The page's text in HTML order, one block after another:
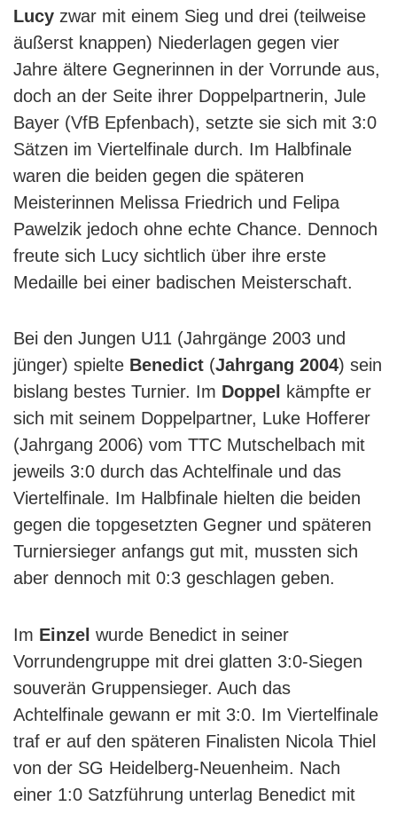
Lucy zwar mit einem Sieg und drei (teilweise
äußerst knappen) Niederlagen gegen vier
Jahre ältere Gegnerinnen in der Vorrunde aus,
doch an der Seite ihrer Doppelpartnerin, Jule
Bayer (VfB Epfenbach), setzte sie sich mit 3:0
Sätzen im Viertelfinale durch. Im Halbfinale
waren die beiden gegen die späteren
Meisterinnen Melissa Friedrich und Felipa
Pawelzik jedoch ohne echte Chance. Dennoch
freute sich Lucy sichtlich über ihre erste
Medaille bei einer badischen Meisterschaft.
Bei den Jungen U11 (Jahrgänge 2003 und
jünger) spielte Benedict (Jahrgang 2004) sein
bislang bestes Turnier. Im Doppel
kämpfte er
sich mit seinem Doppelpartner, Luke Hofferer
(Jahrgang 2006) vom TTC Mutschelbach mit
jeweils 3:0 durch das Achtelfinale und das
Viertelfinale. Im Halbfinale hielten die beiden
gegen die topgesetzten Gegner und späteren
Turniersieger anfangs gut mit, mussten sich
aber dennoch mit 0:3 geschlagen geben.
Im Einzel wurde Benedict in seiner
Vorrundengruppe mit drei glatten 3:0-Siegen
souverän Gruppensieger. Auch das
Achtelfinale gewann er mit 3:0. Im Viertelfinale
traf er auf den späteren Finalisten Nicola Thiel
von der SG Heidelberg-Neuenheim. Nach
einer 1:0 Satzführung unterlag Benedict mit